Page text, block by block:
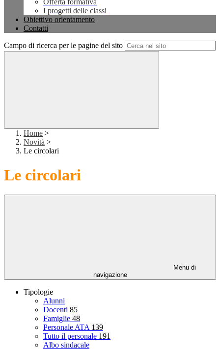
Offerta formativa
I progetti delle classi
Obiettivo orientamento
Contatti
Campo di ricerca per le pagine del sito
Home >
Novità >
Le circolari
Le circolari
Menu di
navigazione
Tipologie
Alunni
Docenti 85
Famiglie 48
Personale ATA 139
Tutto il personale 191
Albo sindacale